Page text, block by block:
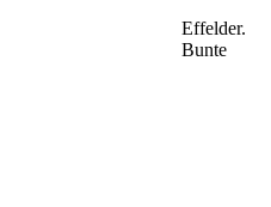
Effelder.
Bunte